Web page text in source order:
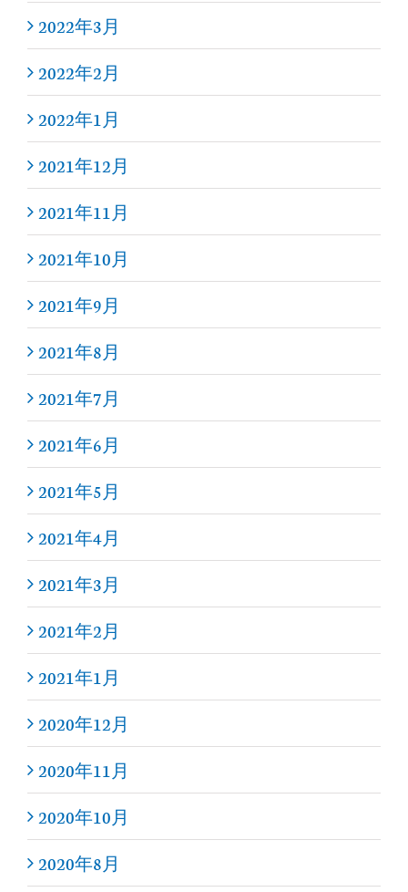
2022年3月
2022年2月
2022年1月
2021年12月
2021年11月
2021年10月
2021年9月
2021年8月
2021年7月
2021年6月
2021年5月
2021年4月
2021年3月
2021年2月
2021年1月
2020年12月
2020年11月
2020年10月
2020年8月